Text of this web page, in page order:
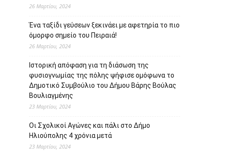
26 Μαρτίου, 2024
Ένα ταξίδι γεύσεων ξεκινάει με αφετηρία το πιο
όμορφο σημείο του Πειραιά!
26 Μαρτίου, 2024
Ιστορική απόφαση για τη διάσωση της
φυσιογνωμίας της πόλης ψήφισε ομόφωνα το
Δημοτικό Συμβούλιο του Δήμου Βάρης Βούλας
Βουλιαγμένης
23 Μαρτίου, 2024
Οι Σχολικοί Αγώνες και πάλι στο Δήμο
Ηλιούπολης 4 χρόνια μετά
23 Μαρτίου, 2024